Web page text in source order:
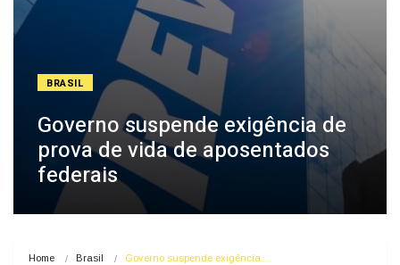
BRASIL
Governo suspende exigência de
prova de vida de aposentados
federais
Home Brasil Governo suspende exigência…